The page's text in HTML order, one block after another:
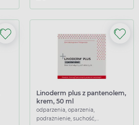
Linoderm plus z pantenolem,
krem, 50 ml
odparzenia, oparzenia,
podrażnienie, suchość,